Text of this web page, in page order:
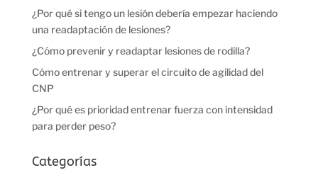
¿Por qué si tengo un lesión debería empezar haciendo
una readaptación de lesiones?
¿Cómo prevenir y readaptar lesiones de rodilla?
Cómo entrenar y superar el circuito de agilidad del
CNP
¿Por qué es prioridad entrenar fuerza con intensidad
para perder peso?
Categorías